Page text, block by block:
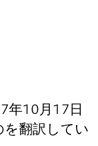
年10月17日
翻訳してい